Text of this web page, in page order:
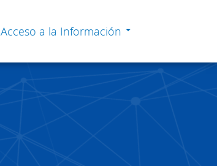
Acceso a la Información